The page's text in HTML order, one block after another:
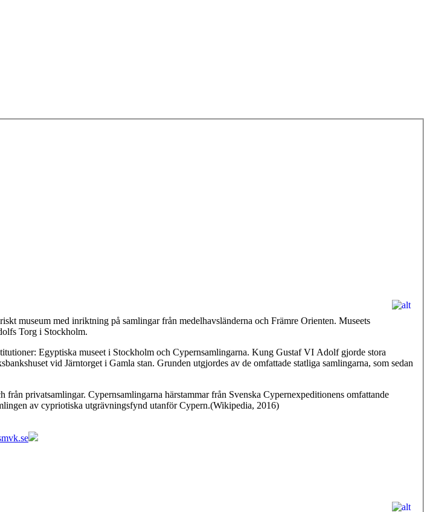
museum med inriktning på samlingar från medelhavsländerna och Främre Orienten. Museets
Torg i Stockholm.
Egyptiska museet i Stockholm och Cypernsamlingarna. Kung Gustaf VI Adolf gjorde stora
vid Järntorget i Gamla stan. Grunden utgjordes av de omfattade statliga samlingarna, som sedan
privatsamlingar. Cypernsamlingarna härstammar från Svenska Cypernexpeditionens omfattande
av cypriotiska utgrävningsfynd utanför Cypern.(Wikipedia, 2016)